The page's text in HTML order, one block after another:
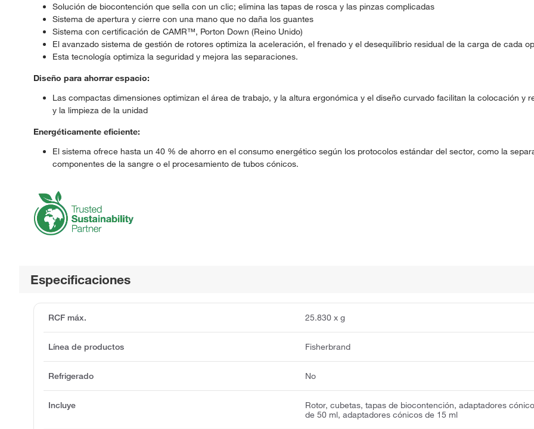
Solución de biocontención que sella con un clic; elimina las tapas de rosca y las pinzas complicadas
Sistema de apertura y cierre con una mano que no daña los guantes
Sistema con certificación de CAMR™, Porton Down (Reino Unido)
El avanzado sistema de gestión de rotores optimiza la aceleración, el frenado y el desequilibrio residual de la carga de cada
Esta tecnología optimiza la seguridad y mejora las separaciones.
Diseño para ahorrar espacio:
Las compactas dimensiones optimizan el área de trabajo, y la altura ergonómica y el diseño curvado facilitan la colocación y
y la limpieza de la unidad
Energéticamente eficiente:
El sistema ofrece hasta un 40 % de ahorro en el consumo energético según los protocolos estándar del sector, como la
componentes de la sangre o el procesamiento de tubos cónicos.
Especificaciones
RCF máx. 25.830 x g
Línea de productos Fisherbrand
Refrigerado No
Incluye
Rotor, cubetas, tapas de biocontención, adaptadores
de 50 ml, adaptadores cónicos de 15 ml